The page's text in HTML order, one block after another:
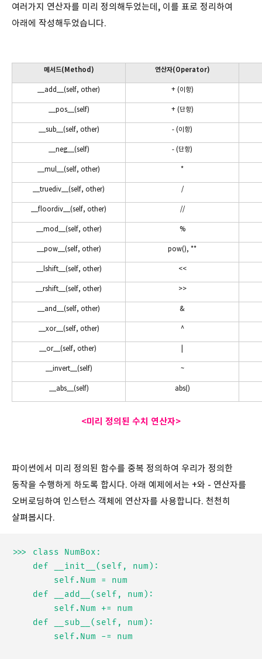
여러가지 연산자를 미리 정의해두었는데, 이를 표로 정리하여
아래에 작성해두었습니다.
메서드(Method) 연산자(Operator)
__add__(self, other) + (이항)
__pos__(self) + (단항)
__sub__(self, other) - (이항)
__neg__(self) - (단항)
__mul__(self, other) *
__truediv__(self, other) /
__floordiv__(self, other) //
__mod__(self, other) %
__pow__(self, other) pow(), **
__lshift__(self, other) <<
__rshift__(self, other) >>
__and__(self, other) &
__xor__(self, other) ^
__or__(self, other)
__invert__(self) ~
__abs__(self) abs()
<미리 정의된 수치 연산자>
파이썬에서 미리 정의된 함수를 중복 정의하여 우리가 정의한
동작을 수행하게 하도록 합시다. 아래 예제에서는 +와 - 연산자를
오버로딩하여 인스턴스 객체에 연산자를 사용합니다. 천천히
살펴봅시다.
>>> class NumBox: